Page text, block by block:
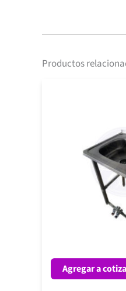
Productos
Agregar a